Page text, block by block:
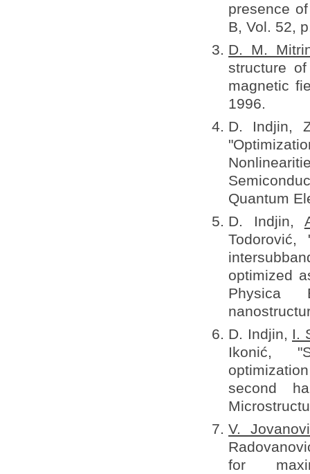
presence
B, Vol. 52,
D. M.
structure
magnetic
1996.
D. Indjin,
Quantum
D. Indjin,
Todorović,
optimized
Physica
D. Indjin, I.
Ikonić,
second
V.
for